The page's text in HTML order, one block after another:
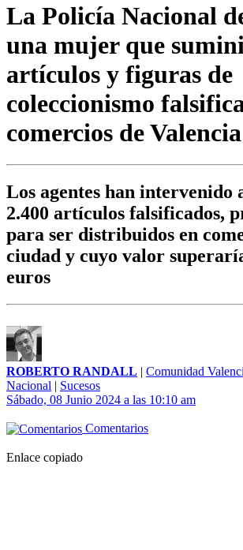
La Policía Nacional
una mujer que
artículos y figuras de
coleccionismo
comercios de Valencia
Los agentes han intervenido
2.400 artículos falsificados,
para ser distribuidos en
ciudad y cuyo valor
euros
ROBERTO RANDALL | Comunidad
Nacional | Sucesos
Sábado, 08 Junio 2024 a las 10:10 am
Comentarios
Enlace copiado